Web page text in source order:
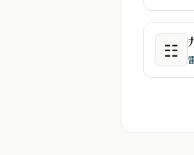
☷